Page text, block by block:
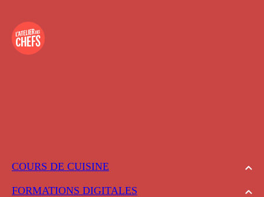
COURS DE CUISINE
FORMATIONS DIGITALES